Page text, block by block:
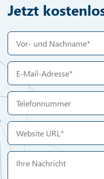
Jetzt